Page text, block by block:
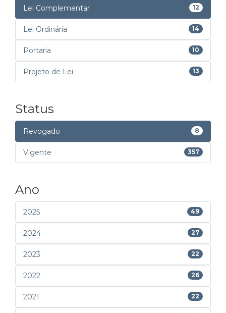
Lei Complementar 12
Lei Ordinária 14
Portaria 10
Projeto de Lei 13
Status
Revogado 8
Vigente 357
Ano
2025 49
2024 27
2023 22
2022 26
2021 22